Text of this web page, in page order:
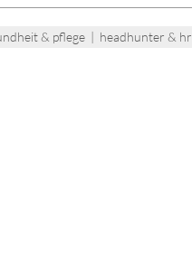
& pflege| headhunter & hr